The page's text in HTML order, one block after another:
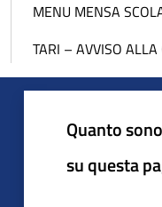
MENU MENSA
TARI – AVVISO
Quanto
su questa